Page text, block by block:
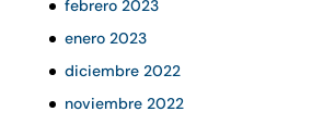
febrero 2023
enero 2023
diciembre 2022
noviembre 2022